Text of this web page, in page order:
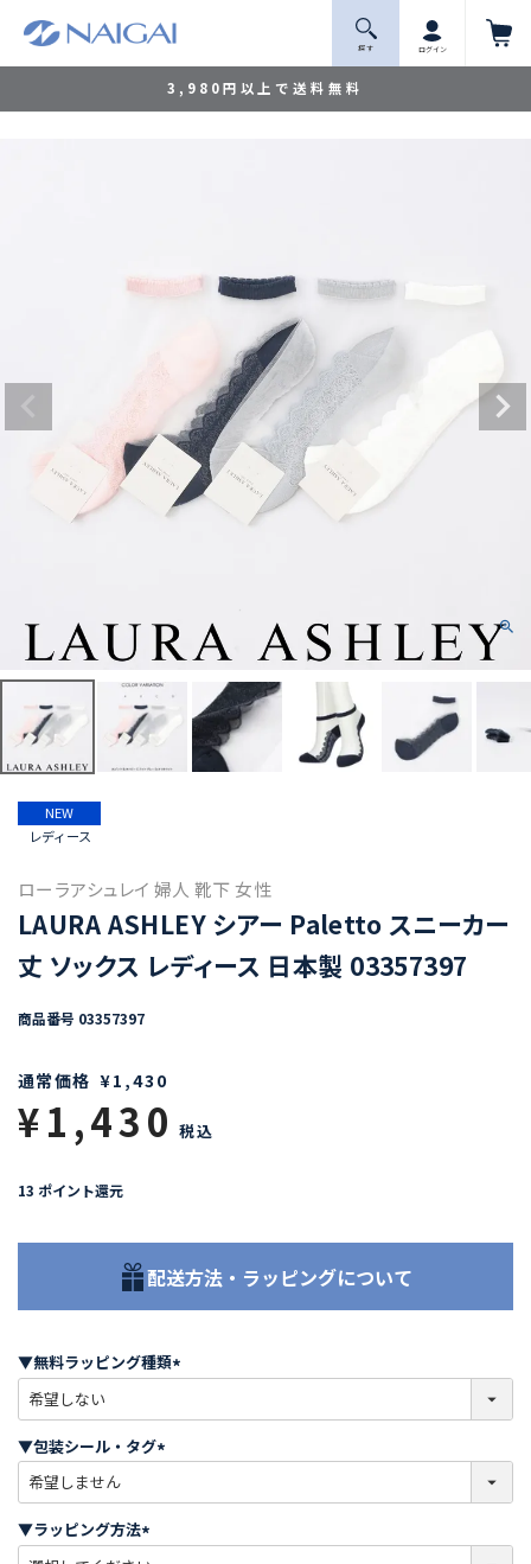
3,980円以上で送料無料
探 す ログイン
NEW
レディース
ローラアシュレイ 婦人 靴下 女性
LAURA ASHLEY シアー Paletto スニーカー
丈 ソックス レディース 日本製 03357397
商品番号 03357397
通常価格 ¥1,430
¥1,430 税込
13 ポイント還元
配送方法・ラッピングについて
▼無料ラッピング種類
必
)
▼包装シール・タグ
必
)
▼ラッピング方法